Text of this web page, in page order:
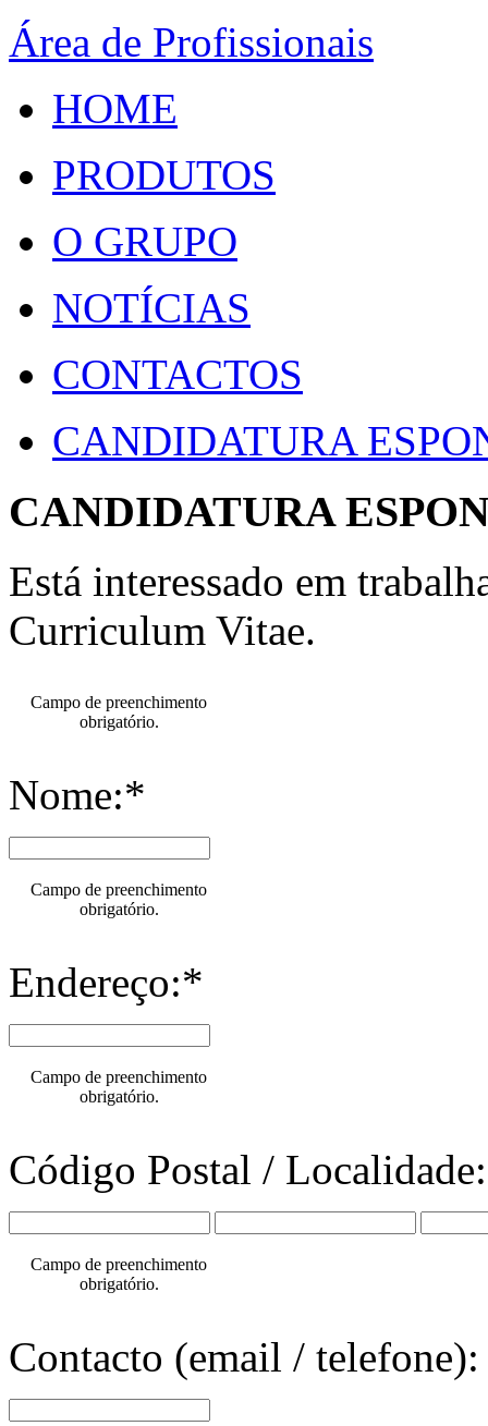
Área de Profissionais
HOME
PRODUTOS
O GRUPO
NOTÍCIAS
CONTACTOS
CANDIDATURA
CANDIDATURA
Está interessado em
Curriculum Vitae.
Campo de preenchimento
obrigatório.
Nome:*
Campo de preenchimento
obrigatório.
Endereço:*
Campo de preenchimento
obrigatório.
Código Postal /
Campo de preenchimento
obrigatório.
Contacto (email /